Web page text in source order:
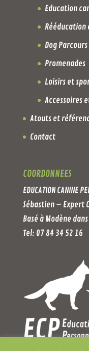
Education
Rééducation
Dog Parcours
Promenades
Loisirs et
Accessoires
Atouts et
Contact
COORDONNEES
EDUCATION CANINE
Sébastien – Expert
Basé à Modène
Tel: 07 84 34 52 16